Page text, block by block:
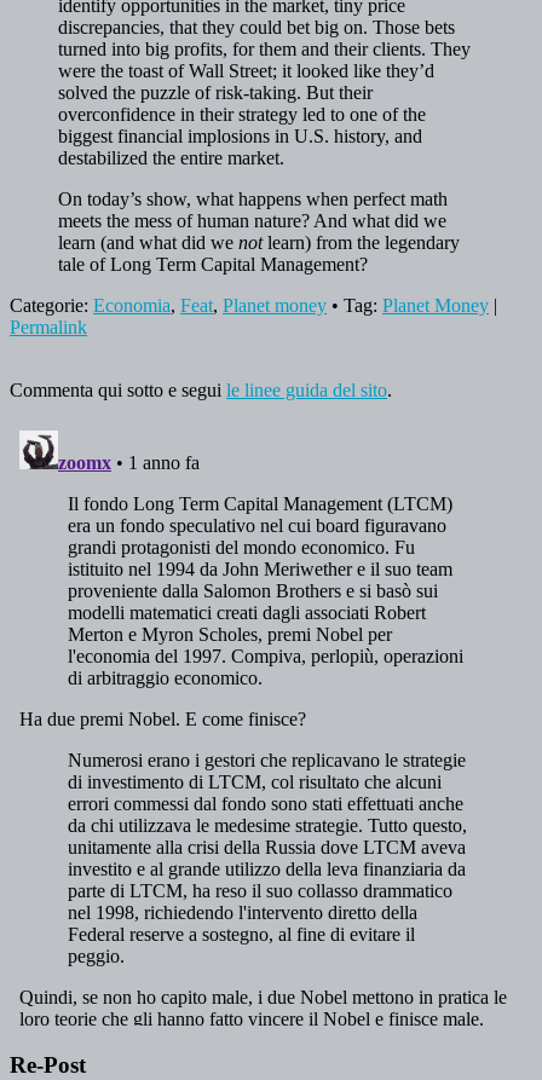
identify opportunities in the market, tiny price
discrepancies, that they could bet big on. Those bets
turned into big profits, for them and their clients. They
were the toast of Wall Street; it looked like they’d
solved the puzzle of risk-taking. But their
overconfidence in their strategy led to one of the
biggest financial implosions in U.S. history, and
destabilized the entire market.
On today’s show, what happens when perfect math
meets the mess of human nature? And what did we
learn (and what did we notlearn) from the legendary
tale of Long Term Capital Management?
Categorie: Economia, Feat, Planet money • Tag: Planet Money |
Permalink
Commenta qui sotto e segui le linee guida del sito.
Re-Post